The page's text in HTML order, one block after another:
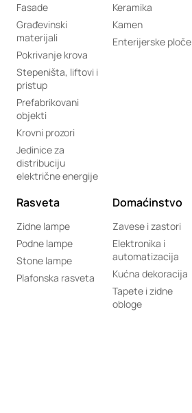
Fasade
Građevinski
materijali
Pokrivanje krova
Stepeništa, liftovi i
pristup
Prefabrikovani
objekti
Krovni prozori
Jedinice za
distribuciju
električne energije
Keramika
Kamen
Enterijerske ploče
Rasveta
Zidne lampe
Podne lampe
Stone lampe
Plafonska rasveta
Domaćinstvo
Zavese i zastori
Elektronika i
automatizacija
Kućna dekoracija
Tapete i zidne
obloge